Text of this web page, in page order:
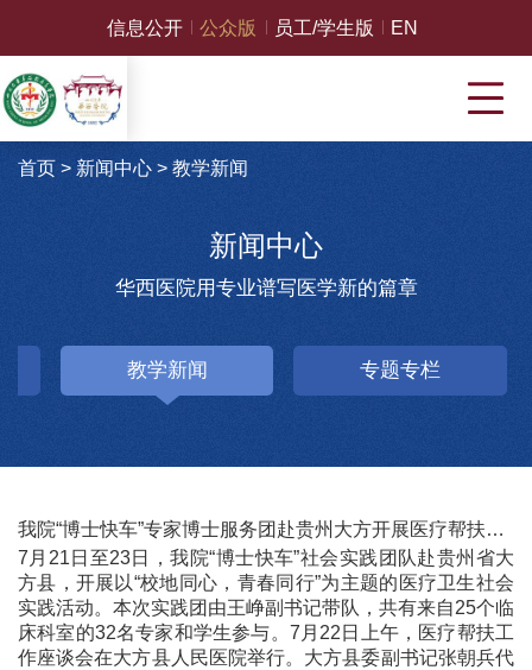
信息公开 公众版 员工/学生版 EN
首页 > 新闻中心> 教学新闻
新闻中心
华西医院用专业谱写医学新的篇章
教学新闻 专题专栏
我院“博士快车”专家博士服务团赴贵州大方开展医疗帮扶活动
7月21日至23日，我院“博士快车”社会实践团队赴贵州省大
方县，开展以“校地同心，青春同行”为主题的医疗卫生社会
实践活动。本次实践团由王峥副书记带队，共有来自25个临
床科室的32名专家和学生参与。7月22日上午，医疗帮扶工
作座谈会在大方县人民医院举行。大方县委副书记张朝兵代